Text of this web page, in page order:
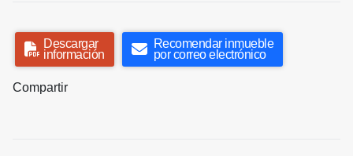
Descargar
información
Recomendar inmueble
por correo electrónico
Compartir